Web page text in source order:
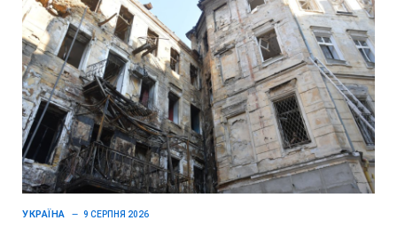
УКРАЇНА 9 СЕРПНЯ 2026